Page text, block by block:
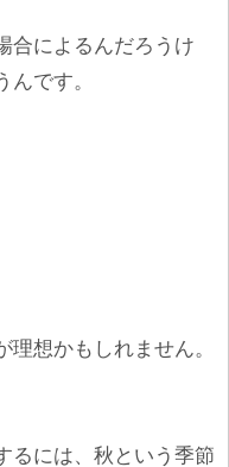
合によるんだろうけ
です。
想かもしれません。
るには、秋という季節